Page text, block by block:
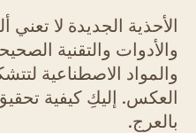
الأحذية الجديدة لا تعني
والأدوات والتقنية
والمواد الاصطناعية
العكس. إليكِ كيفية
بالعرج.